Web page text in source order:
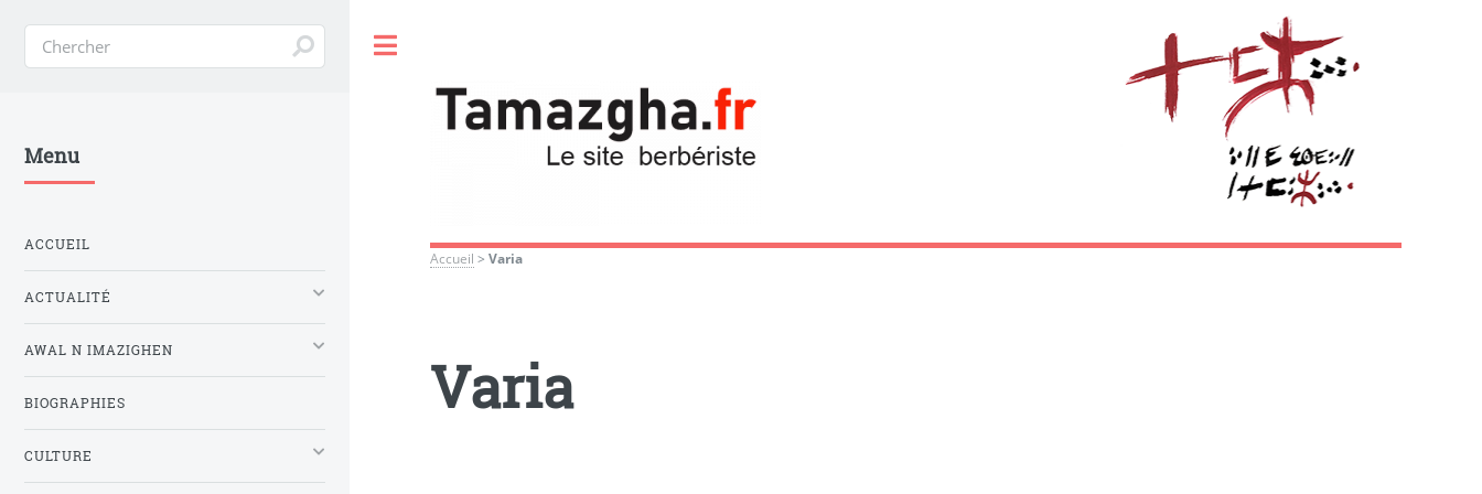
Accueil >Varia
Varia
Menu
ACCUEIL
ACTUALITÉ
AWAL N IMAZIGHEN
BIOGRAPHIES
CULTURE